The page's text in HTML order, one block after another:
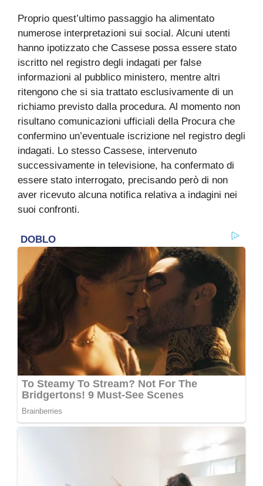
Proprio quest’ultimo passaggio ha alimentato
numerose interpretazioni sui social. Alcuni utenti
hanno ipotizzato che Cassese possa essere stato
iscritto nel registro degli indagati per false
informazioni al pubblico ministero, mentre altri
ritengono che si sia trattato esclusivamente di un
richiamo previsto dalla procedura. Al momento non
risultano comunicazioni ufficiali della Procura che
confermino un’eventuale iscrizione nel registro degli
indagati. Lo stesso Cassese, intervenuto
successivamente in televisione, ha confermato di
essere stato interrogato, precisando però di non
aver ricevuto alcuna notifica relativa a indagini nei
suoi confronti.